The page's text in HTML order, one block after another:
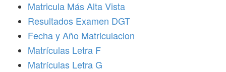
Matricula Más Alta Vista
Resultados Examen DGT
Fecha y Año Matriculacion
Matrículas Letra F
Matrículas Letra G